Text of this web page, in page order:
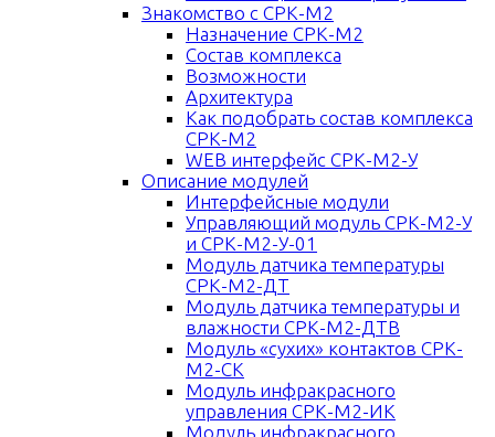
Знакомство с СРК-М2
Назначение СРК-М2
Состав комплекса
Возможности
Архитектура
Как подобрать состав комплекса
СРК-М2
WEB интерфейс СРК-М2-У
Описание модулей
Интерфейсные модули
Управляющий модуль СРК-М2-У
и СРК-М2-У-01
Модуль датчика температуры
СРК-М2-ДТ
Модуль датчика температуры и
влажности СРК-М2-ДТВ
Модуль «сухих» контактов СРК-
М2-СК
Модуль инфракрасного
управления СРК-М2-ИК
Модуль инфракрасного